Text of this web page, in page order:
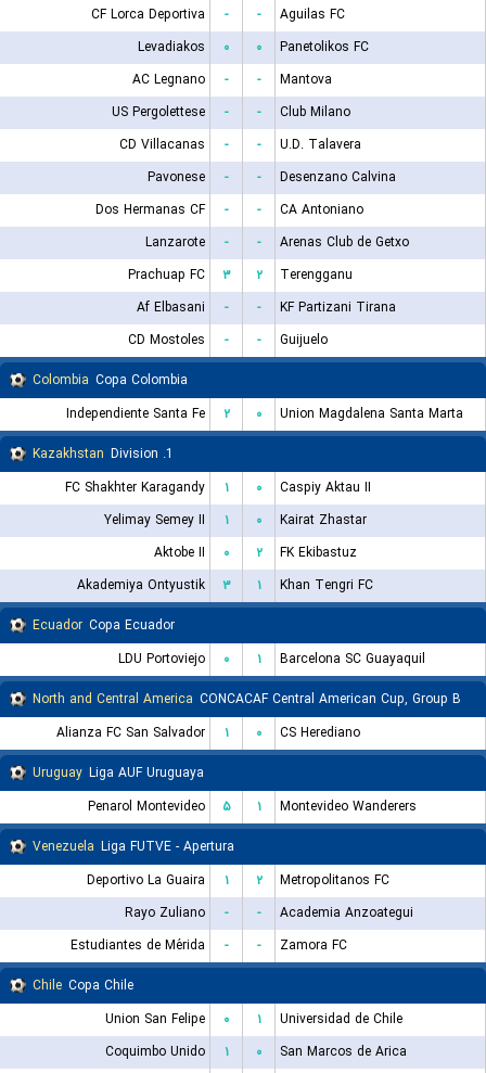
CF Lorca Deportiva - -
Aguilas FC
Levadiakos
۰ ۰
Panetolikos FC
AC Legnano
- -
Mantova
US Pergolettese
- -
Club Milano
CD Villacanas
- -
U.D. Talavera
Pavonese
- -
Desenzano Calvina
Dos Hermanas CF
- -
CA Antoniano
Lanzarote
- -
Arenas Club de Getxo
Prachuap FC
۳ ۲
Terengganu
Af Elbasani
- -
KF Partizani Tirana
CD Mostoles
- -
Guijuelo
Colombia Copa Colombia
Independiente Santa Fe
۲ ۰
Union Magdalena Santa Marta
Kazakhstan
1. Division
FC Shakhter Karagandy
۱ ۰
Caspiy Aktau II
Yelimay Semey II
۱ ۰
Kairat Zhastar
Aktobe II
۰ ۲
FK Ekibastuz
Akademiya Ontyustik
۳ ۱
Khan Tengri FC
Ecuador Copa Ecuador
LDU Portoviejo
۰ ۱
Barcelona SC Guayaquil
North and Central America CONCACAF Central American Cup, Group B
Alianza FC San Salvador
۱ ۰
CS Herediano
Uruguay Liga AUF Uruguaya
Penarol Montevideo
۵ ۱
Montevideo Wanderers
Venezuela Liga FUTVE - Apertura
Deportivo La Guaira
۱ ۲
Metropolitanos FC
Rayo Zuliano
- -
Academia Anzoategui
Estudiantes de Mérida
- -
Zamora FC
Chile Copa Chile
Union San Felipe
۰ ۱
Universidad de Chile
Coquimbo Unido
۱ ۰
San Marcos de Arica